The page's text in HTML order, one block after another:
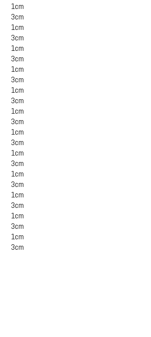
1cm
3cm
1cm
3cm
1cm
3cm
1cm
3cm
1cm
3cm
1cm
3cm
1cm
3cm
1cm
3cm
1cm
3cm
1cm
3cm
1cm
3cm
1cm
3cm